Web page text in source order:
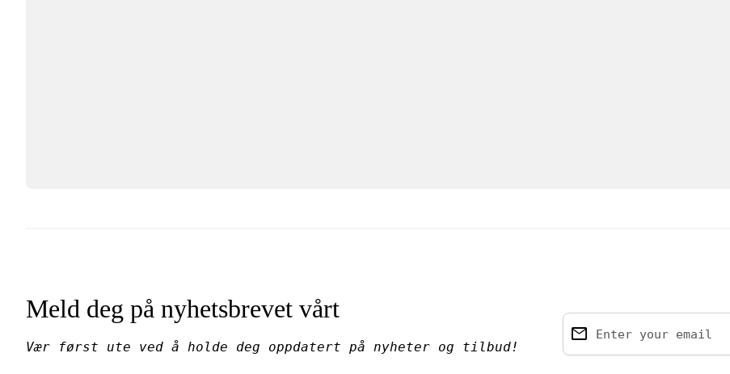
Meld deg på nyhetsbrevet vårt
Vær først ute ved å holde deg oppdatert på nyheter og tilbud! Enter your email
email